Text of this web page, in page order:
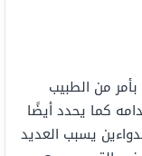
من الطبيب
كما يحدد أيضًا
يسبب العديد